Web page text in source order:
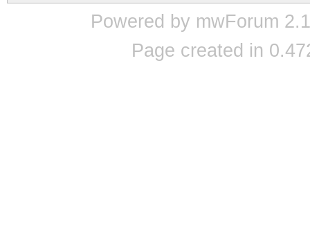
Powered by mwForum
Page created in